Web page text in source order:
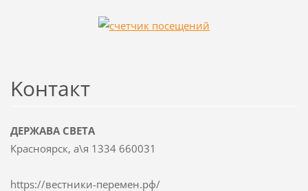
Koнтакт
ДЕРЖАВА СВЕТА
Красноярск, а\я 1334 660031
https://вестники-перемен.рф/